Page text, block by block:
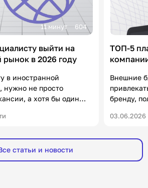
11 минут 604
выйти на
в 2026 году
в иностранной
нужно не просто
а хотя бы один
В статье
какие инструменты
и где искать работу.
HR в
ТОП-5
Внешние
бренду,
уже есть
чаще
03.06.2026
статьи и новости